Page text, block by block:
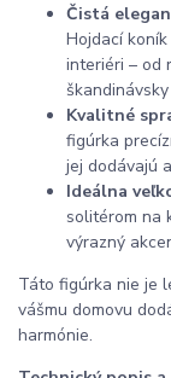
Čistá
Hojdací
interiéri – od
Kvalitné
figúrka
jej dodávajú
Ideálna
solitérom na
výrazný
Táto figúrka nie je
vášmu domovu
harmónie.